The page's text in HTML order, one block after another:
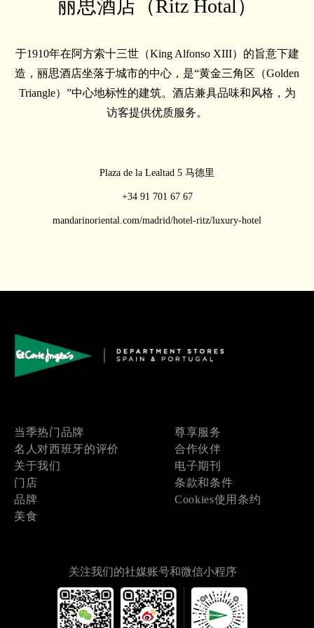
丽思酒店（Ritz Hotal）
于1910年在阿方索十三世（King Alfonso XIII）的旨意下建
造，丽思酒店坐落于城市的中心，是“黄金三角区（Golden
Triangle）”中心地标性的建筑。酒店兼具品味和风格，为
访客提供优质服务。
Plaza de la Lealtad 5 马德里
+34 91 701 67 67
mandarinoriental.com/madrid/hotel-ritz/luxury-hotel
当季热门品牌
名人对西班牙的评价
关于我们
门店
品牌
美食
尊享服务
合作伙伴
电子期刊
条款和条件
Cookies使用条约
关注我们的社媒账号和微信小程序